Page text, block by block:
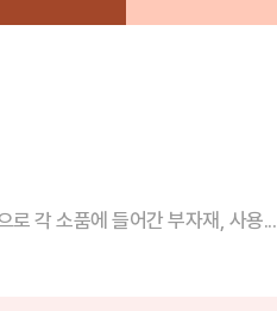
로 각 소품에 들어간 부자재, 사용...